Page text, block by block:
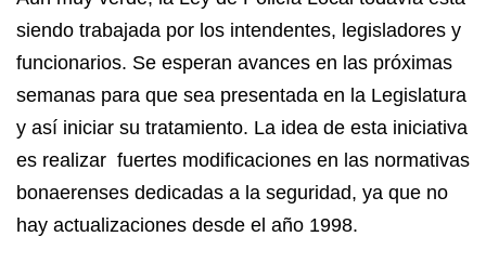
siendo trabajada por los intendentes, legisladores y
funcionarios. Se esperan avances en las próximas
semanas para que sea presentada en la Legislatura
y así iniciar su tratamiento. La idea de esta iniciativa
es realizar fuertes modificaciones en las normativas
bonaerenses dedicadas a la seguridad, ya que no
hay actualizaciones desde el año 1998.